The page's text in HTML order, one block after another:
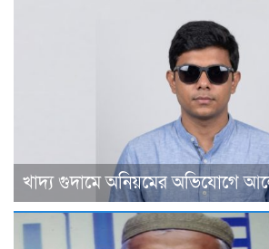
খাদ্য গুদামে অনিয়মের অভিযোগে